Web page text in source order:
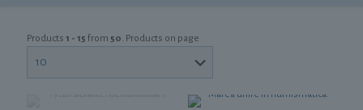
Products 1 - 15 from 50. Products on page